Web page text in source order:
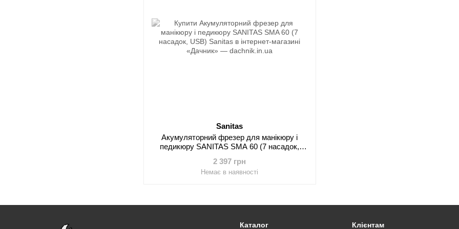
Sanitas
Акумуляторний фрезер для манікюру і
педикюру SANITAS SMA 60 (7 насадок,
2 397 грн
Немає в наявності
Каталог Клієнтам